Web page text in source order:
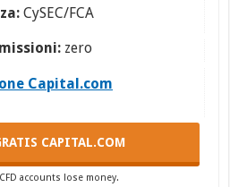
CySEC/FCA
zero
Capital.com
CAPITAL.COM
accounts lose money.